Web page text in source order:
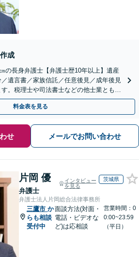
成
の長身弁護士【弁護士歴10年以上】遺産
遺言書／家族信託／任意後見／成年後見
。税理士や司法書士などの他士業とも連
面談】【横浜駅7分】
料金表を見る
せ メールでお問い合わせ
片岡 優
弁護士
インタビュー
を見る
茨城県
弁護士法人片岡総合法律事務所
三鷹市 か
らも相談
受付中
面談方法(対面・
電話・ビデオな
ど)は応相談
営業時間：0
0:00~23:59
（平日）